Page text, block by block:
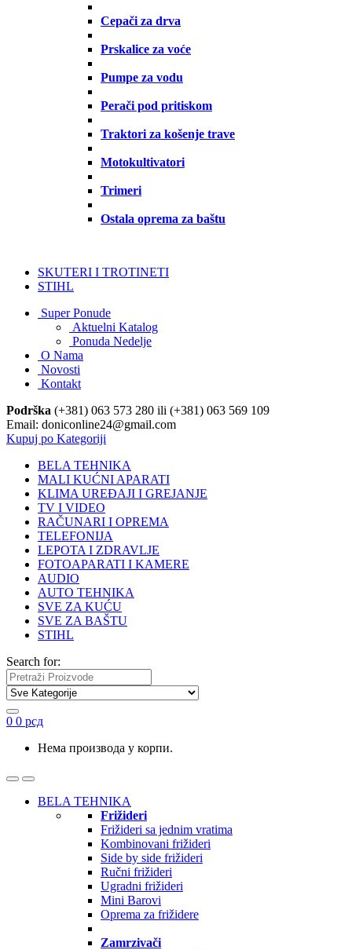
Cepači za drva
Prskalice za voće
Pumpe za vodu
Perači pod pritiskom
Traktori za košenje trave
Motokultivatori
Trimeri
Ostala oprema za baštu
SKUTERI I TROTINETI
STIHL
Super Ponude
Aktuelni Katalog
Ponuda Nedelje
O Nama
Novosti
Kontakt
Podrška (+381) 063 573 280 ili (+381) 063 569 109
Email: doniconline24@gmail.com
Kupuj po Kategoriji
BELA TEHNIKA
MALI KUĆNI APARATI
KLIMA UREĐAJI I GREJANJE
TV I VIDEO
RAČUNARI I OPREMA
TELEFONIJA
LEPOTA I ZDRAVLJE
FOTOAPARATI I KAMERE
AUDIO
AUTO TEHNIKA
SVE ZA KUĆU
SVE ZA BAŠTU
STIHL
Search for:
0 0 рсд
Нема производа у корпи.
BELA TEHNIKA
Frižideri
Frižideri sa jednim vratima
Kombinovani frižideri
Side by side frižideri
Ručni frižideri
Ugradni frižideri
Mini Barovi
Oprema za frižidere
Zamrzivači